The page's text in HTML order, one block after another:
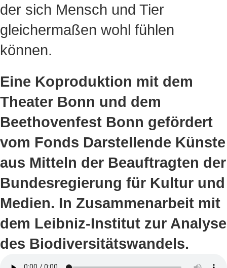
der sich Mensch und Tier
gleichermaßen wohl fühlen
können.
Eine Koproduktion mit dem
Theater Bonn und dem
Beethovenfest Bonn gefördert
vom Fonds Darstellende Künste
aus Mitteln der Beauftragten der
Bundesregierung für Kultur und
Medien. In Zusammenarbeit mit
dem Leibniz-Institut zur Analyse
des Biodiversitätswandels.